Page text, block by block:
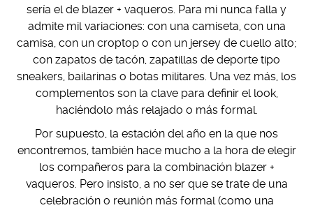
sería el de blazer + vaqueros. Para mi nunca falla y
admite mil variaciones: con una camiseta, con una
camisa, con un croptop o con un jersey de cuello alto;
con zapatos de tacón, zapatillas de deporte tipo
sneakers, bailarinas o botas militares. Una vez más, los
complementos son la clave para definir el look,
haciéndolo más relajado o más formal.
Por supuesto, la estación del año en la que nos
encontremos, también hace mucho a la hora de elegir
los compañeros para la combinación blazer +
vaqueros. Pero insisto, a no ser que se trate de una
celebración o reunión más formal (como una